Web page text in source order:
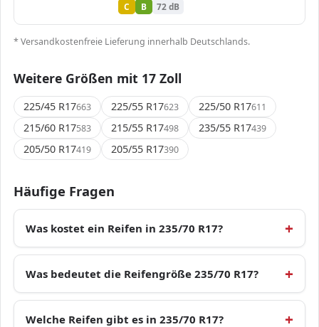
C B 72 dB
* Versandkostenfreie Lieferung innerhalb Deutschlands.
Weitere Größen mit 17 Zoll
225/45 R17663 225/55 R17623 225/50 R17611
215/60 R17583 215/55 R17498 235/55 R17439
205/50 R17419 205/55 R17390
Häufige Fragen
Was kostet ein Reifen in 235/70 R17?
Was bedeutet die Reifengröße 235/70 R17?
Welche Reifen gibt es in 235/70 R17?